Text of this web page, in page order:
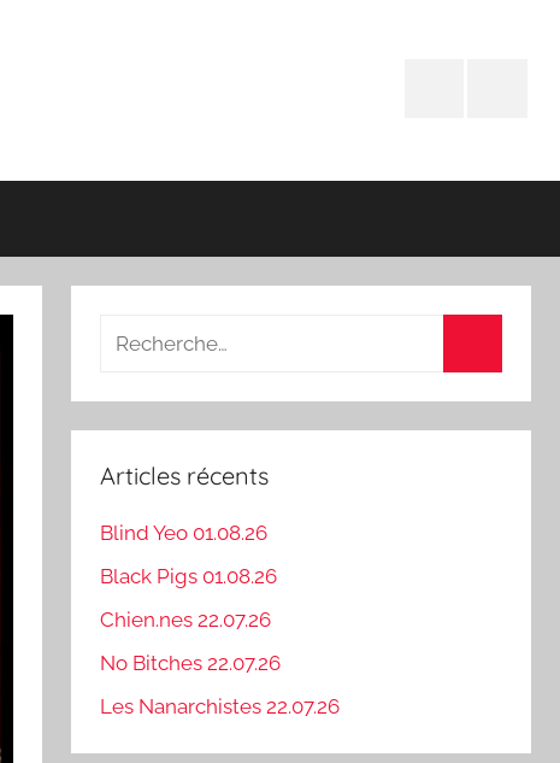
Recherche
:
Articles récents
Blind Yeo 01.08.26
Black Pigs 01.08.26
Chien.nes 22.07.26
No Bitches 22.07.26
Les Nanarchistes 22.07.26